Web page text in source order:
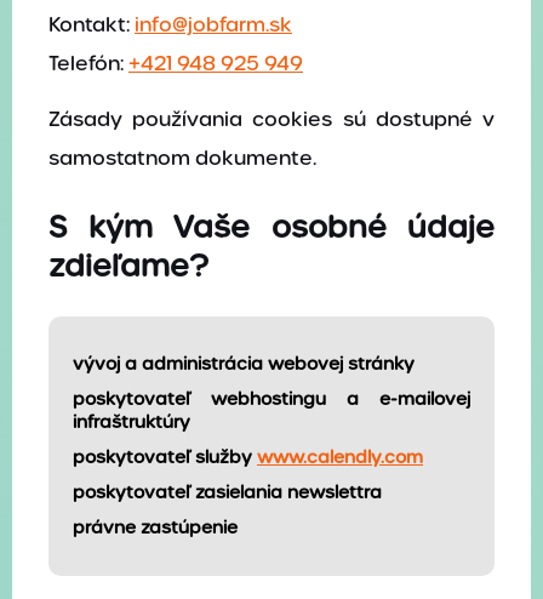
Kontakt
Pošlite nám svoj životopis
Kontakt: info@jobfarm.sk
Telefón:+421 948 925 949
Zásady používania cookies sú dostupné v
samostatnom dokumente.
S kým Vaše osobné údaje
zdieľame?
vývoj a administrácia webovej stránky
poskytovateľ webhostingu a e-mailovej
infraštruktúry
poskytovateľ služby www.calendly.com
poskytovateľ zasielania newslettra
právne zastúpenie